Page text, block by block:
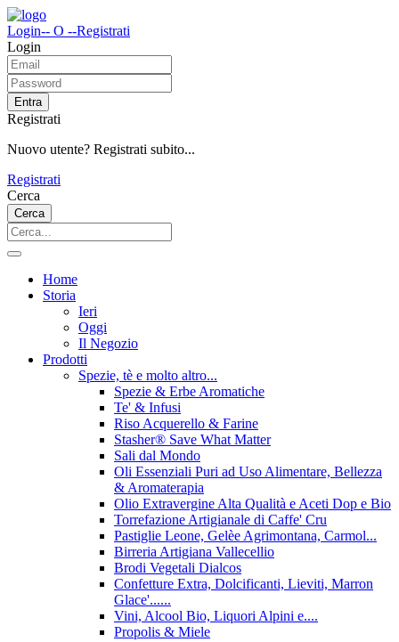
Login-- O --Registrati
Login
Entra
Registrati
Nuovo utente? Registrati subito...
Registrati
Cerca
Cerca
Home
Storia
Ieri
Oggi
Il Negozio
Prodotti
Spezie, tè e molto altro...
Spezie & Erbe Aromatiche
Te' & Infusi
Riso Acquerello & Farine
Stasher®️ Save What Matter
Sali dal Mondo
Oli Essenziali Puri ad Uso Alimentare, Bellezza
& Aromaterapia
Olio Extravergine Alta Qualità e Aceti Dop e Bio
Torrefazione Artigianale di Caffe' Cru
Pastiglie Leone, Gelèe Agrimontana, Carmol...
Birreria Artigiana Vallecellio
Brodi Vegetali Dialcos
Confetture Extra, Dolcificanti, Lieviti, Marron
Glace'......
Vini, Alcool Bio, Liquori Alpini e....
Propolis & Miele